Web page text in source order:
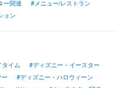
ー関連
#メニュー/レストラン
ョン
イム
#ディズニー・イースター
#ディズニー・ハロウィーン